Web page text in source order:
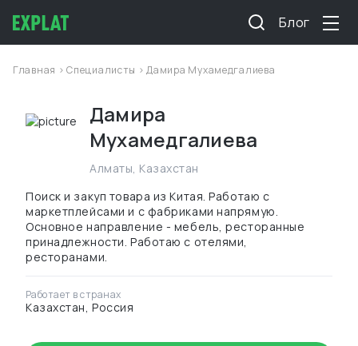
Блог
Главная >Специалисты > Дамира Мухамедгалиева
Дамира
Мухамедгалиева
Алматы, Казахстан
Поиск и закуп товара из Китая. Работаю с
маркетплейсами и с фабриками напрямую.
Основное направление - мебель, ресторанные
принадлежности. Работаю с отелями,
ресторанами.
Работает в странах
Казахстан, Россия